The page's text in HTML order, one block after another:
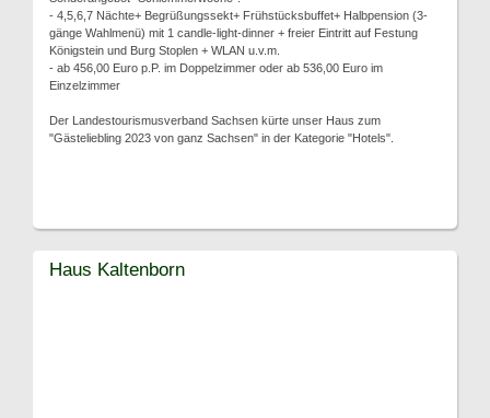
- 4,5,6,7 Nächte+ Begrüßungssekt+ Frühstücksbuffet+ Halbpension (3-
gänge Wahlmenü) mit 1 candle-light-dinner + freier Eintritt auf Festung
Königstein und Burg Stoplen + WLAN u.v.m.
- ab 456,00 Euro p.P. im Doppelzimmer oder ab 536,00 Euro im
Einzelzimmer
Der Landestourismusverband Sachsen kürte unser Haus zum
"Gästeliebling 2023 von ganz Sachsen" in der Kategorie "Hotels".
Haus Kaltenborn